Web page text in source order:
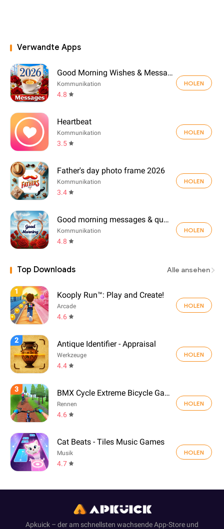
Verwandte Apps
Good Morning Wishes & Messages
Kommunikation
4.8
HOLEN
Heartbeat
Kommunikation
3.5
HOLEN
Father's day photo frame 2026
Kommunikation
3.4
HOLEN
Good morning messages & quotes
Kommunikation
4.8
HOLEN
Top Downloads Alle ansehen
1 Kooply Run™: Play and Create!
Arcade
4.6
HOLEN
2 Antique Identifier - Appraisal
Werkzeuge
4.4
HOLEN
3 BMX Cycle Extreme Bicycle Game
Rennen
4.6
HOLEN
Cat Beats - Tiles Music Games
Musik
4.7
HOLEN
Apkuick – der am schnellsten wachsende App-Store und